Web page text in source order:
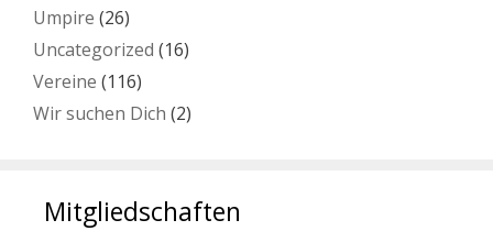
Umpire (26)
Uncategorized (16)
Vereine (116)
Wir suchen Dich (2)
Mitgliedschaften